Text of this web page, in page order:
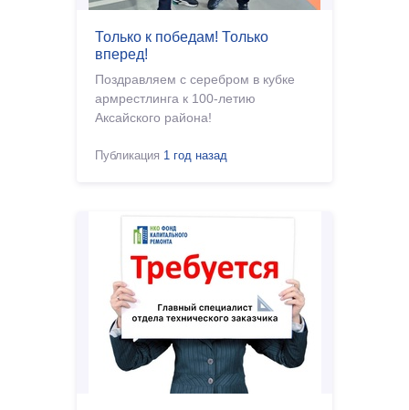
Только к победам! Только
вперед!
Поздравляем с серебром в кубке
армрестлинга к 100-летию
Аксайского района!
Публикация 1 год назад